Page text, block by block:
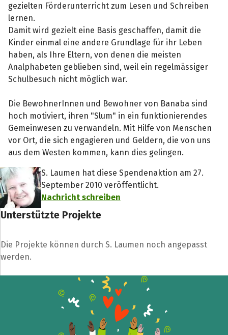
gezielten Förderunterricht zum Lesen und Schreiben
lernen.
Damit wird gezielt eine Basis geschaffen, damit die
Kinder einmal eine andere Grundlage für ihr Leben
haben, als Ihre Eltern, von denen die meisten
Analphabeten geblieben sind, weil ein regelmässiger
Schulbesuch nicht möglich war.
Die BewohnerInnen und Bewohner von Banaba sind
hoch motiviert, ihren "Slum" in ein funktionierendes
Gemeinwesen zu verwandeln. Mit Hilfe von Menschen
vor Ort, die sich engagieren und Geldern, die von uns
aus dem Westen kommen, kann dies gelingen.
S. Laumen hat diese Spendenaktion am 27.
September 2010 veröffentlicht.
Nachricht schreiben
Unterstützte Projekte
Die Projekte können durch S. Laumen noch angepasst
werden.
Teile die Spendenaktion
Hilf mit noch mehr Spenden zu sammeln!
Facebook WhatsApp Messenger